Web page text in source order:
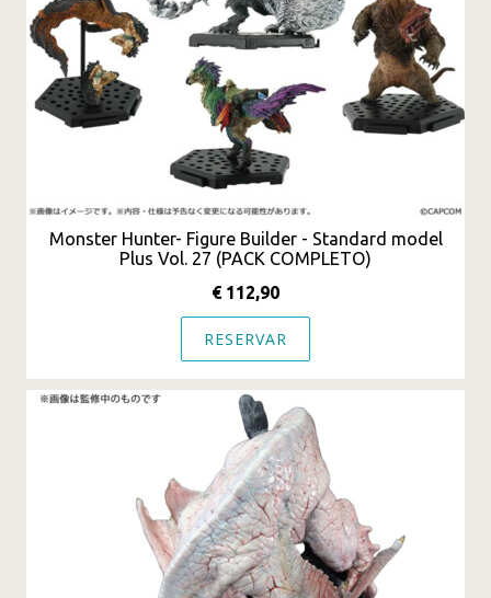
Monster Hunter- Figure Builder - Standard model
Plus Vol. 27 (PACK COMPLETO)
€ 112,90
RESERVAR